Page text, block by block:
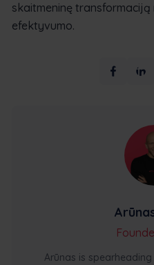
skaitmeninę
efektyvumo.
Arūnas is